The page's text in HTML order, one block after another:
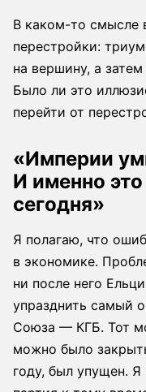
В каком-то смысле
перестройки:
на вершину, а
Было ли это
перейти от
«Империи
И именно
сегодня»
Я полагаю, что
в экономике.
ни после него
упразднить самый
Союза — КГБ. Тот
можно было
году, был упущен.